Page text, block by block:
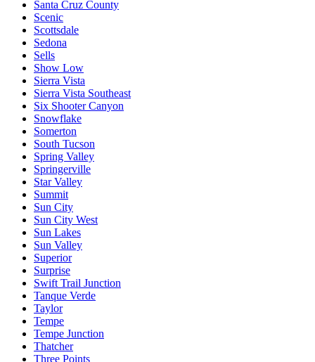
Santa Cruz County
Scenic
Scottsdale
Sedona
Sells
Show Low
Sierra Vista
Sierra Vista Southeast
Six Shooter Canyon
Snowflake
Somerton
South Tucson
Spring Valley
Springerville
Star Valley
Summit
Sun City
Sun City West
Sun Lakes
Sun Valley
Superior
Surprise
Swift Trail Junction
Tanque Verde
Taylor
Tempe
Tempe Junction
Thatcher
Three Points